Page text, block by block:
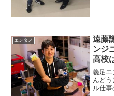
エンタメ
遠藤
ンジ
高校
義足エ
んど
ル仕